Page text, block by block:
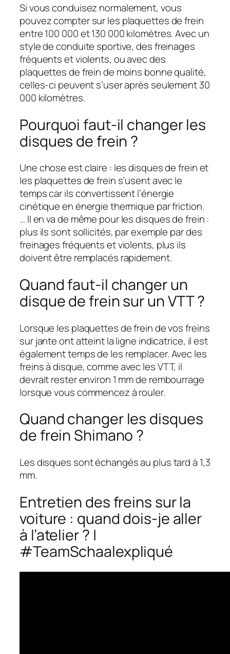
Si vous conduisez normalement, vous
pouvez compter sur les plaquettes de frein
entre 100 000 et 130 000 kilomètres. Avec un
style de conduite sportive, des freinages
fréquents et violents, ou avec des
plaquettes de frein de moins bonne qualité,
celles-ci peuvent s’user après seulement 30
000 kilomètres.
Pourquoi faut-il changer les
disques de frein ?
Une chose est claire : les disques de frein et
les plaquettes de frein s’usent avec le
temps car ils convertissent l’énergie
cinétique en énergie thermique par friction.
… Il en va de même pour les disques de frein :
plus ils sont sollicités, par exemple par des
freinages fréquents et violents, plus ils
doivent être remplacés rapidement.
Quand faut-il changer un
disque de frein sur un VTT ?
Lorsque les plaquettes de frein de vos freins
sur jante ont atteint la ligne indicatrice, il est
également temps de les remplacer. Avec les
freins à disque, comme avec les VTT, il
devrait rester environ 1 mm de rembourrage
lorsque vous commencez à rouler.
Quand changer les disques
de frein Shimano ?
Les disques sont échangés au plus tard à 1,3
mm.
Entretien des freins sur la
voiture : quand dois-je aller
à l’atelier ? |
#TeamSchaalexpliqué